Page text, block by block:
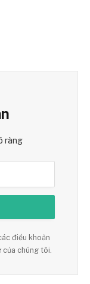
ràng
điều khoản
của chúng tôi.